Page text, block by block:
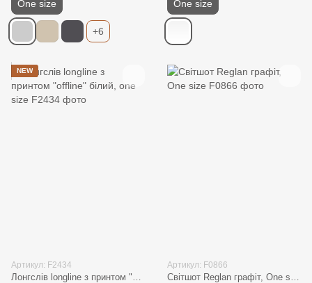
One size
+6
One size
NEW
Артикул: F2434
Лонгслів longline з принтом "offline" білий, one size
Артикул: F0866
Світшот Reglan графіт, One size